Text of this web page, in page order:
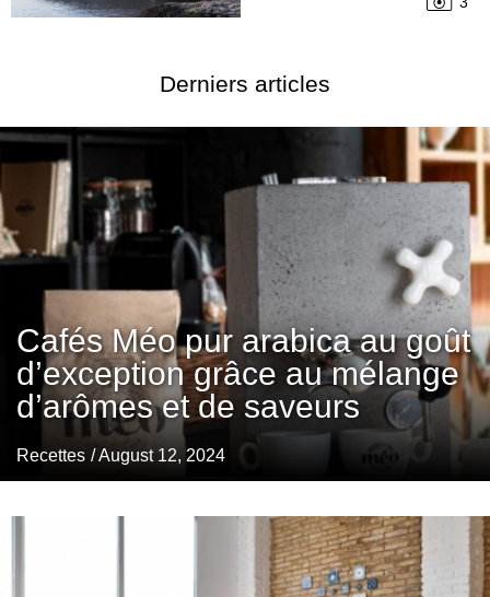
Derniers articles
Cafés Méo pur arabica au goût
d’exception grâce au mélange
d’arômes et de saveurs
Recettes / August 12, 2024